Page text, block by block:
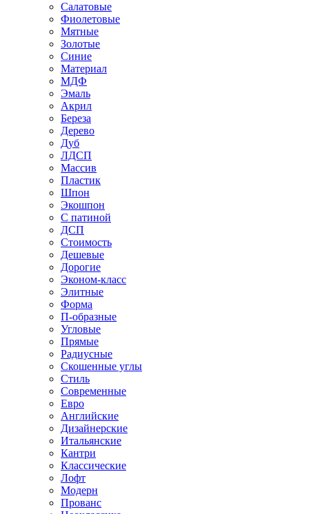
Салатовые
Фиолетовые
Мятные
Золотые
Синие
Материал
МДФ
Эмаль
Акрил
Береза
Дерево
Дуб
ЛДСП
Массив
Пластик
Шпон
Экошпон
С патиной
ДСП
Стоимость
Дешевые
Дорогие
Эконом-класс
Элитные
Форма
П-образные
Угловые
Прямые
Радиусные
Скошенные углы
Стиль
Современные
Евро
Английские
Дизайнерские
Итальянские
Кантри
Классические
Лофт
Модерн
Прованс